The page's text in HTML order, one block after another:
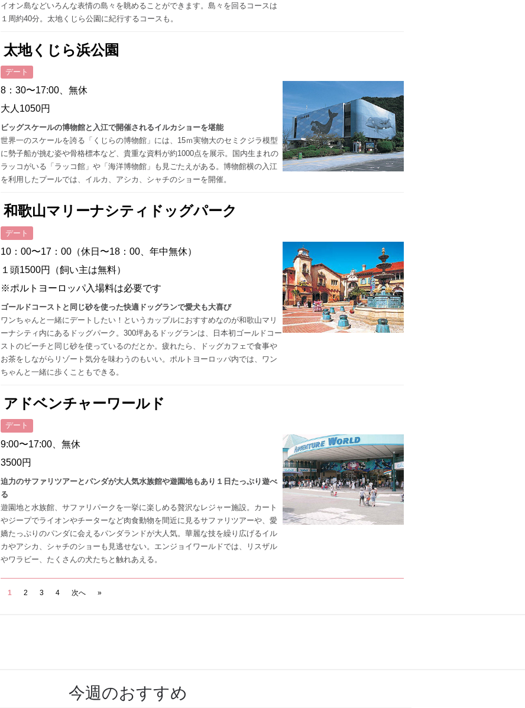
イオン島などいろんな表情の島々を眺めることができます。島々を回るコースは
１周約40分。太地くじら公園に紀行するコースも。
太地くじら浜公園
デート
8：30〜17:00、無休
大人1050円
ビッグスケールの博物館と入江で開催されるイルカショーを堪能
世界一のスケールを誇る「くじらの博物館」には、15ｍ実物大のセミクジラ模型
に勢子船が挑む姿や骨格標本など、貴重な資料が約1000点を展示。国内生まれの
ラッコがいる「ラッコ館」や「海洋博物館」も見ごたえがある。博物館横の入江
を利用したプールでは、イルカ、アシカ、シャチのショーを開催。
和歌山マリーナシティドッグパーク
デート
10：00〜17：00（休日〜18：00、年中無休）
１頭1500円（飼い主は無料）
※ポルトヨーロッパ入場料は必要です
ゴールドコーストと同じ砂を使った快適ドッグランで愛犬も大喜び
ワンちゃんと一緒にデートしたい！というカップルにおすすめなのが和歌山マリ
ーナシティ内にあるドッグパーク。300坪あるドッグランは、日本初ゴールドコー
ストのビーチと同じ砂を使っているのだとか。疲れたら、ドッグカフェで食事や
お茶をしながらリゾート気分を味わうのもいい。ポルトヨーロッパ内では、ワン
ちゃんと一緒に歩くこともできる。
アドベンチャーワールド
デート
9:00〜17:00、無休
3500円
迫力のサファリツアーとパンダが大人気水族館や遊園地もあり１日たっぷり遊べ
る
遊園地と水族館、サファリパークを一挙に楽しめる贅沢なレジャー施設。カート
やジープでライオンやチーターなど肉食動物を間近に見るサファリツアーや、愛
嬌たっぷりのパンダに会えるパンダランドが大人気。華麗な技を繰り広げるイル
カやアシカ、シャチのショーも見逃せない。エンジョイワールドでは、リスザル
やワラビー、たくさんの犬たちと触れあえる。
1 2 3 4 次へ »
今週のおすすめ